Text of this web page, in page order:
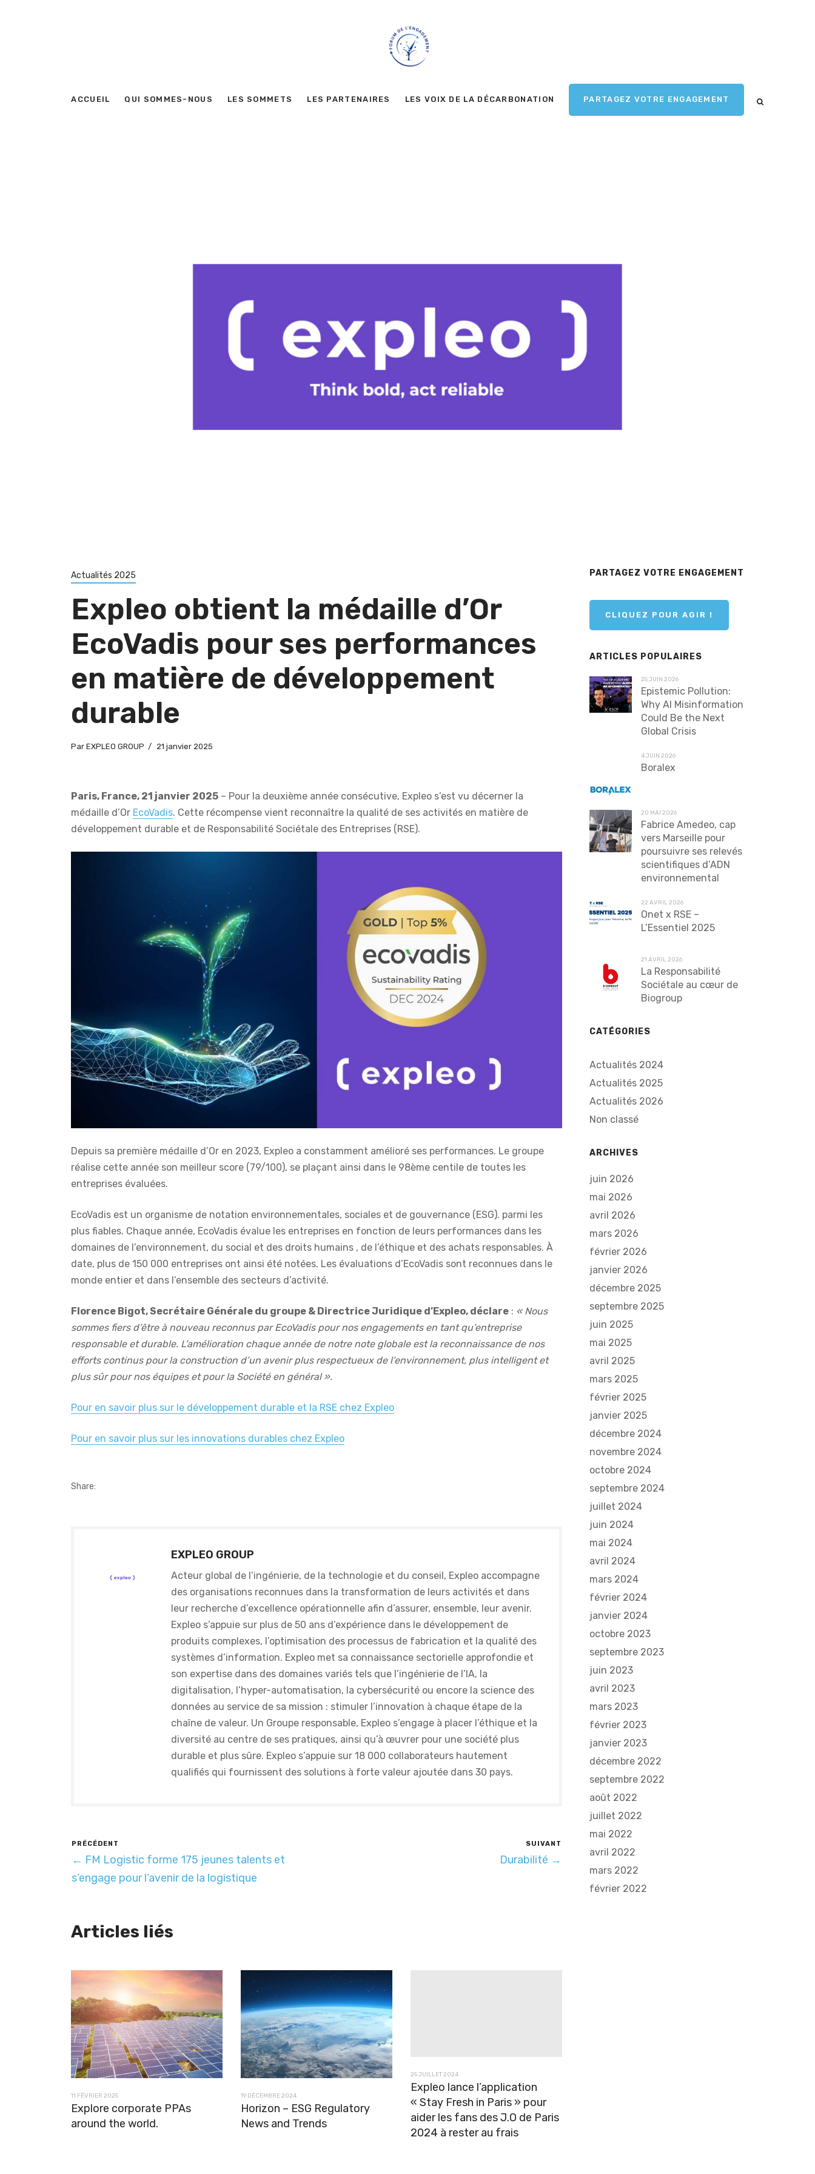
ACCUEIL QUI SOMMES-NOUS LES SOMMETS LES PARTENAIRES LES VOIX DE LA DÉCARBONATION PARTAGEZ VOTRE ENGAGEMENT
Actualités 2025
Expleo obtient la médaille d’Or
EcoVadis pour ses performances
en matière de développement
durable
Par EXPLEO GROUP 21 janvier 2025
Paris, France, 21 janvier 2025 – Pour la deuxième année consécutive, Expleo s’est vu décerner la
médaille d’Or EcoVadis. Cette récompense vient reconnaître la qualité de ses activités en matière de
développement durable et de Responsabilité Sociétale des Entreprises (RSE).
Depuis sa première médaille d’Or en 2023, Expleo a constamment amélioré ses performances. Le groupe
réalise cette année son meilleur score (79/100), se plaçant ainsi dans le 98ème centile de toutes les
entreprises évaluées.
EcoVadis est un organisme de notation environnementales, sociales et de gouvernance (ESG). parmi les
plus fiables. Chaque année, EcoVadis évalue les entreprises en fonction de leurs performances dans les
domaines de l’environnement, du social et des droits humains , de l’éthique et des achats responsables. À
date, plus de 150 000 entreprises ont ainsi été notées. Les évaluations d’EcoVadis sont reconnues dans le
monde entier et dans l’ensemble des secteurs d’activité.
Florence Bigot, Secrétaire Générale du groupe & Directrice Juridique d’Expleo, déclare : « Nous
sommes fiers d’être à nouveau reconnus par EcoVadis pour nos engagements en tant qu’entreprise
responsable et durable. L’amélioration chaque année de notre note globale est la reconnaissance de nos
efforts continus pour la construction d’un avenir plus respectueux de l’environnement, plus intelligent et
plus sûr pour nos équipes et pour la Société en général ».
Pour en savoir plus sur le développement durable et la RSE chez Expleo
Pour en savoir plus sur les innovations durables chez Expleo
Share:
EXPLEO GROUP
Acteur global de l’ingénierie, de la technologie et du conseil, Expleo accompagne
des organisations reconnues dans la transformation de leurs activités et dans
leur recherche d’excellence opérationnelle afin d’assurer, ensemble, leur avenir.
Expleo s’appuie sur plus de 50 ans d’expérience dans le développement de
produits complexes, l’optimisation des processus de fabrication et la qualité des
systèmes d’information. Expleo met sa connaissance sectorielle approfondie et
son expertise dans des domaines variés tels que l’ingénierie de l’IA, la
digitalisation, l’hyper-automatisation, la cybersécurité ou encore la science des
données au service de sa mission : stimuler l’innovation à chaque étape de la
chaîne de valeur. Un Groupe responsable, Expleo s’engage à placer l’éthique et la
diversité au centre de ses pratiques, ainsi qu’à œuvrer pour une société plus
durable et plus sûre. Expleo s’appuie sur 18 000 collaborateurs hautement
qualifiés qui fournissent des solutions à forte valeur ajoutée dans 30 pays.
PRÉCÉDENT
← FM Logistic forme 175 jeunes talents et
s’engage pour l’avenir de la logistique
SUIVANT
Durabilité →
Articles liés
11 FÉVRIER 2025
Explore corporate PPAs
around the world.
19 DÉCEMBRE 2024
Horizon – ESG Regulatory
News and Trends
25 JUILLET 2024
Expleo lance l’application
« Stay Fresh in Paris » pour
aider les fans des J.O de Paris
2024 à rester au frais
PARTAGEZ VOTRE ENGAGEMENT
CLIQUEZ POUR AGIR !
ARTICLES POPULAIRES
25 JUIN 2026
Epistemic Pollution:
Why AI Misinformation
Could Be the Next
Global Crisis
4 JUIN 2026
Boralex
20 MAI 2026
Fabrice Amedeo, cap
vers Marseille pour
poursuivre ses relevés
scientifiques d’ADN
environnemental
22 AVRIL 2026
Onet x RSE –
L’Essentiel 2025
21 AVRIL 2026
La Responsabilité
Sociétale au cœur de
Biogroup
CATÉGORIES
Actualités 2024
Actualités 2025
Actualités 2026
Non classé
ARCHIVES
juin 2026
mai 2026
avril 2026
mars 2026
février 2026
janvier 2026
décembre 2025
septembre 2025
juin 2025
mai 2025
avril 2025
mars 2025
février 2025
janvier 2025
décembre 2024
novembre 2024
octobre 2024
septembre 2024
juillet 2024
juin 2024
mai 2024
avril 2024
mars 2024
février 2024
janvier 2024
octobre 2023
septembre 2023
juin 2023
avril 2023
mars 2023
février 2023
janvier 2023
décembre 2022
septembre 2022
août 2022
juillet 2022
mai 2022
avril 2022
mars 2022
février 2022